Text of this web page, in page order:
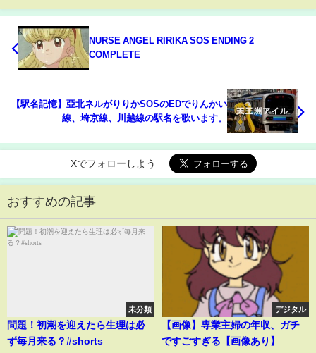
NURSE ANGEL RIRIKA SOS ENDING 2
COMPLETE
【駅名記憶】亞北ネルがりりかSOSのEDでりんかい
線、埼京線、川越線の駅名を歌います。
Xでフォローしよう
おすすめの記事
未分類
問題！初潮を迎えたら生理は必
ず毎月来る？#shorts
デジタル
【画像】専業主婦の年収、ガチ
ですごすぎる【画像あり】